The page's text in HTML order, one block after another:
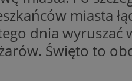
miasta
dnia wyruszać
Święto to
sesji.
sesji.
sesji.
ludzi i